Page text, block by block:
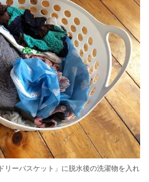
リーバスケット」に脱水後の洗濯物を入れ